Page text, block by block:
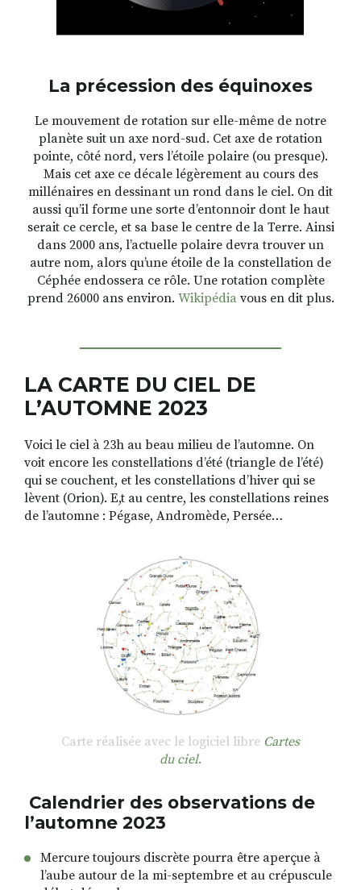
La précession des équinoxes
Le mouvement de rotation sur elle-même de notre
planète suit un axe nord-sud. Cet axe de rotation
pointe, côté nord, vers l’étoile polaire (ou presque).
Mais cet axe ce décale légèrement au cours des
millénaires en dessinant un rond dans le ciel. On dit
aussi qu’il forme une sorte d’entonnoir dont le haut
serait ce cercle, et sa base le centre de la Terre. Ainsi
dans 2000 ans, l’actuelle polaire devra trouver un
autre nom, alors qu’une étoile de la constellation de
Céphée endossera ce rôle. Une rotation complète
prend 26000 ans environ. Wikipédiavous en dit plus.
LA CARTE DU CIEL DE
L’AUTOMNE 2023
Voici le ciel à 23h au beau milieu de l’automne. On
voit encore les constellations d’été (triangle de l’été)
qui se couchent, et les constellations d’hiver qui se
lèvent (Orion). E,t au centre, les constellations reines
de l’automne : Pégase, Andromède, Persée…
Carte réalisée avec le logiciel libre Cartes
du ciel.
Calendrier des observations de
l’automne 2023
Mercure toujours discrète pourra être aperçue à
l’aube autour de la mi-septembre et au crépuscule